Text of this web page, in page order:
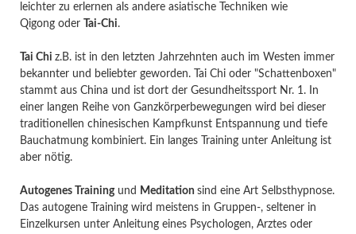
leichter zu erlernen als andere asiatische Techniken wie
Qigong oder Tai-Chi.
Tai Chi z.B. ist in den letzten Jahrzehnten auch im Westen immer
bekannter und beliebter geworden. Tai Chi oder "Schattenboxen"
stammt aus China und ist dort der Gesundheitssport Nr. 1. In
einer langen Reihe von Ganzkörperbewegungen wird bei dieser
traditionellen chinesischen Kampfkunst Entspannung und tiefe
Bauchatmung kombiniert. Ein langes Training unter Anleitung ist
aber nötig.
Autogenes Trainingund Meditation sind eine Art Selbsthypnose.
Das autogene Training wird meistens in Gruppen-, seltener in
Einzelkursen unter Anleitung eines Psychologen, Arztes oder